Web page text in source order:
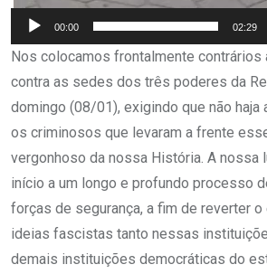
00:00 02:29
Nos colocamos frontalmente
contra as sedes dos três poderes da
domingo (08/01), exigindo que não haja
os criminosos que levaram a frente
vergonhoso da nossa História. A nossa
início a um longo e profundo processo
forças de segurança, a fim de reverter
ideias fascistas tanto nessas
demais instituições democráticas do